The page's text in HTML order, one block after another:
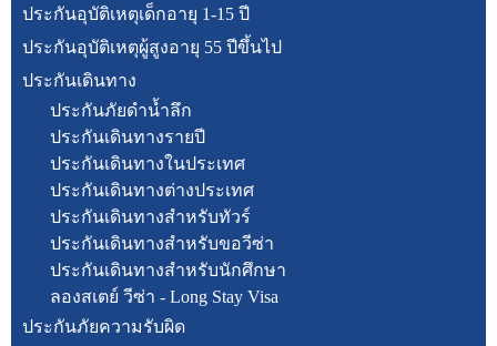
ประกันอุบัติเหตุเด็กอายุ 1-15 ปี
ประกันอุบัติเหตุผู้สูงอายุ 55 ปีขึ้นไป
ประกันเดินทาง
ประกันภัยดำน้ำลึก
ประกันเดินทางรายปี
ประกันเดินทางในประเทศ
ประกันเดินทางต่างประเทศ
ประกันเดินทางสำหรับทัวร์
ประกันเดินทางสำหรับขอวีซ่า
ประกันเดินทางสำหรับนักศึกษา
ลองสเตย์ วีซ่า - Long Stay Visa
ประกันภัยความรับผิด